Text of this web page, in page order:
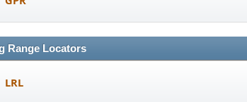
Range Locators
LRL